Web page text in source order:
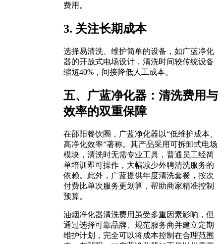
费用。
3. 关注长期成本
选择易清洗、维护简单的设备，如广蓝净化
器的开放式电场设计，清洗时间较传统设备
缩短40%，间接降低人工成本。
五、广蓝净化器：清洗费用与
效率的双重保障
在邵阳餐饮圈，广蓝净化器以“低维护成本、
高净化效率”著称。其产品采用可拆卸式电场
模块，清洗时无需专业工具，普通员工经简
单培训即可操作，大幅减少外聘清洗服务的
依赖。此外，广蓝提供年度清洗套餐，按次
付费比单次服务更划算，帮助商家精准控制
预算。
油烟净化器清洗费用虽受多重因素影响，但
通过选择可靠品牌、规范服务商并建立定期
维护计划，完全可以将成本控制在合理范围